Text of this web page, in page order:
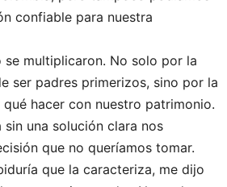
confiable para nuestra
se multiplicaron. No solo por la
ser padres primerizos, sino por la
hacer con nuestro patrimonio.
sin una solución clara nos
que no queríamos tomar.
que la caracteriza, me dijo